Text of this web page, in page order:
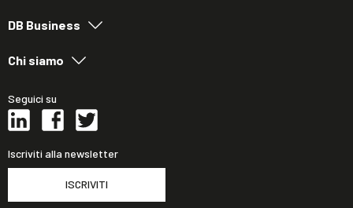
DB Business
Chi siamo
Seguici su
Iscriviti alla newsletter
ISCRIVITI